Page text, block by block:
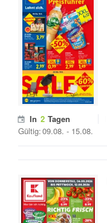
In 2 Tagen
Gültig:09.08. - 15.08.